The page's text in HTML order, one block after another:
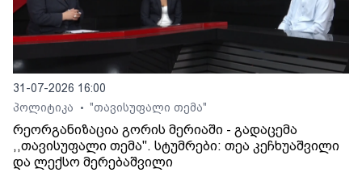
31-07-2026 16:00
პოლიტიკა
• "თავისუფალი თემა"
რეორგანიზაცია გორის მერიაში - გადაცემა
,,თავისუფალი თემა". სტუმრები: თეა კეჩხუაშვილი
და ლექსო მერებაშვილი